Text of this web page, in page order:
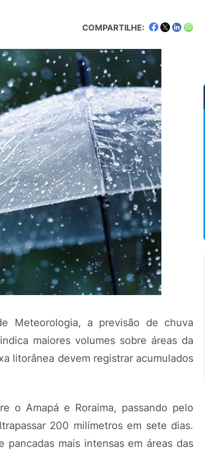
COMPARTILHE:
Meteorologia, a previsão de chuva
maiores volumes sobre áreas da
litorânea devem registrar acumulados
o Amapá e Roraima, passando pelo
200 milímetros em sete dias.
mais intensas em áreas das